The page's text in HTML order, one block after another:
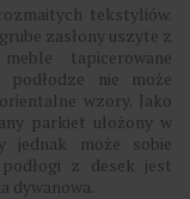
tekstyliów.
zasłony uszyte z
tapicerowane
podłodze nie może
wzory. Jako
parkiet ułożony w
jednak może sobie
z desek jest
dywanowa.